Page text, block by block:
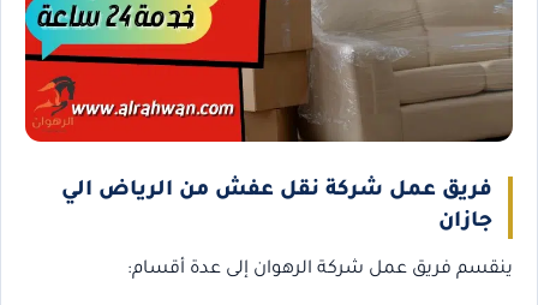
فريق عمل شركة نقل عفش من الرياض الي
جازان
ينقسم فريق عمل شركة الرهوان إلى عدة أقسام: